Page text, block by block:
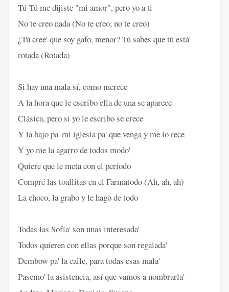
Tú-Tú me dijiste "mi amor", pero yo a ti
No te creo nada (No te creo, no te creo)
¿Tú cree' que soy gafo, menor? Tú sabes que tú está'
rotada (Rotada)
Si hay una mala sí, como merece
A la hora que le escribo ella de una se aparece
Clásica, pero si yo le escribo se crece
Y la bajo pa' mi iglesia pa' que venga y me lo rece
Y yo me la agarro de todos modo'
Quiere que le meta con el periodo
Compré las toallitas en el Farmatodo (Ah, ah, ah)
La choco, la grabo y le hago de todo
Todas las Sofía' son unas interesada'
Todos quieren con ellas porque son regalada'
Dembow pa' la calle, para todas esas mala'
Pasemo' la asistencia, así que vamos a nombrarla'